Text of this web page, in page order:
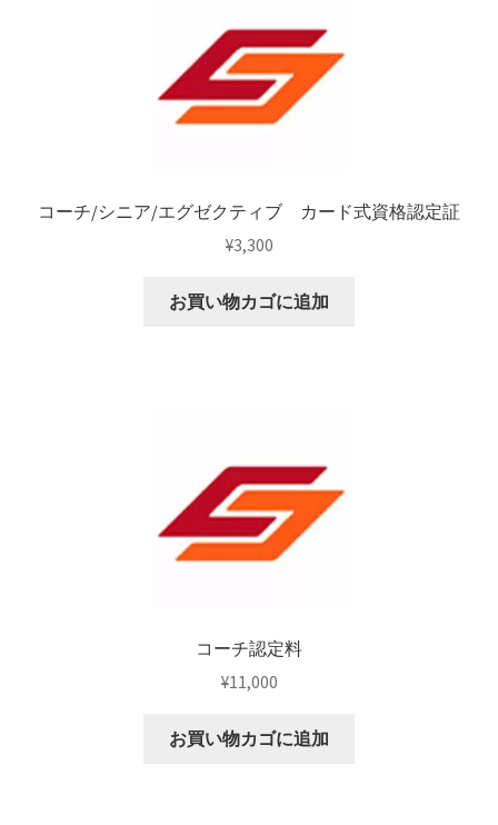
コーチ/シニア/エグゼクティブ カード式資格認定証
¥3,300
お買い物カゴに追加
コーチ認定料
¥11,000
お買い物カゴに追加